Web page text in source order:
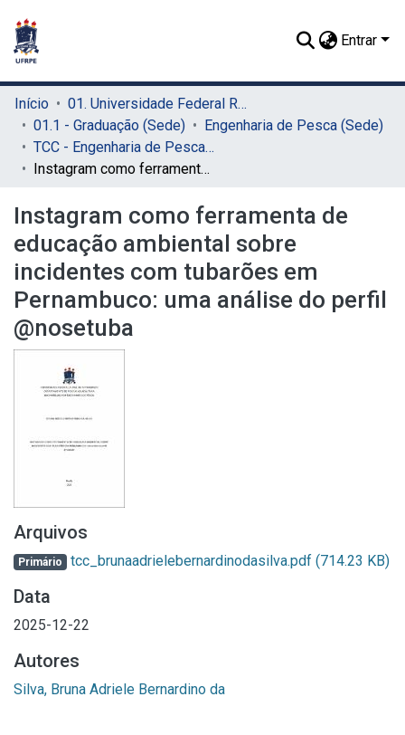
Entrar
Início
01. Universidade Federal Rural de Pernambuco - UFRPE (Sede)
01.1 - Graduação (Sede)
Engenharia de Pesca (Sede)
TCC - Engenharia de Pesca (Sede)
Instagram como ferramenta de educação ambiental sobre incidentes com tubarões em Pernambuco: uma análise do perfil @nosetuba
Instagram como ferramenta de
educação ambiental sobre
incidentes com tubarões em
Pernambuco: uma análise do perfil
@nosetuba
Arquivos
Primário tcc_brunaadrielebernardinodasilva.pdf (714.23 KB)
Data
2025-12-22
Autores
Silva, Bruna Adriele Bernardino da